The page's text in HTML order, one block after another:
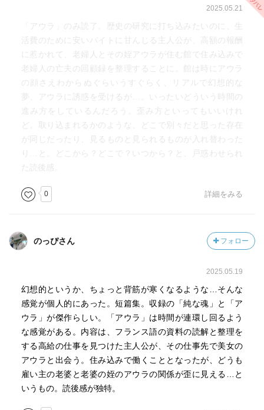
2025.05.21
「アウラ」のみ読了。歴史の研究に打ち込みたいのに、生
活費のために安いバイトに甘んじる主人公が、高額の報酬
に惹かれて、老婦人とその姪アウラが住む館で住み込みで
老婦人の亡夫の回顧録を整理することに。館は時にアウラ
の顔さえわからぬぐらいうすぐらく、リアルで幻想的な
夢、アウラに誘惑を受けるが…。いったいどういう時間の
進み方をしているんだろう。歪み方といってもいいけれ
ど。取り込まれるかのような、どこで別々だと思った存在
が同じだったり、見るものと見られるものが入れ替わった
り…と。どこから？どこで？いつから？と、戸惑わせられ
た読後感。
0 詳細をみる
のっぴさん フォロー
2025.05.19
幻想的というか、ちょっと背筋が寒くなるような…そんな
感覚が個人的にあった。短篇集。収録の「純な魂」と「ア
ウラ」が傑作らしい。「アウラ」は時間が連環し回るよう
な感覚がある。内容は、フランス語の資料の読解と整理を
する高給の仕事を見つけた主人公が、その仕事先で美女の
アウラと出会う。住み込みで働くこととなったが、どうも
雇い主の老婆と老婆の姪のアウラの関係が歪に見える…と
いうもの。読後感が独特。